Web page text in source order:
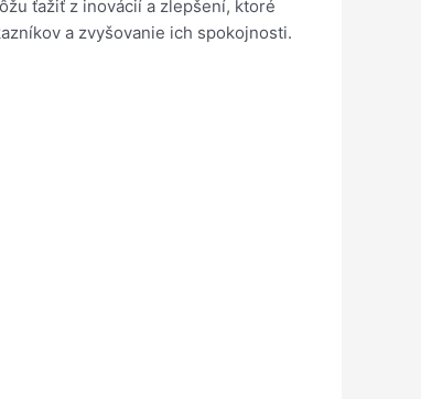
ťažiť z inovácií a zlepšení, ktoré
a zvyšovanie ich spokojnosti.